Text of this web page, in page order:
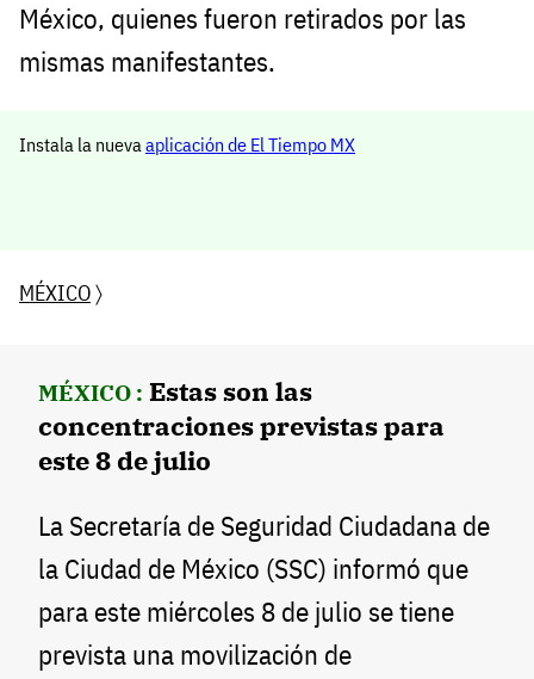
México, quienes fueron retirados por las
mismas manifestantes.
Instala la nuevaaplicación de El Tiempo MX
MÉXICO〉
MÉXICO : Estas son las
concentraciones previstas para
este 8 de julio
La Secretaría de Seguridad Ciudadana de
la Ciudad de México (SSC) informó que
para este miércoles 8 de julio se tiene
prevista una movilización de